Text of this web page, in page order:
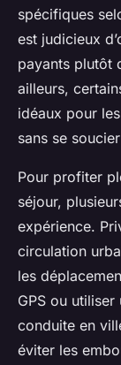
spécifiques
est judicieux
payants plutôt
ailleurs,
idéaux pour
sans se
Pour profiter
séjour,
expérience.
circulation
les
GPS ou
conduite en
éviter les